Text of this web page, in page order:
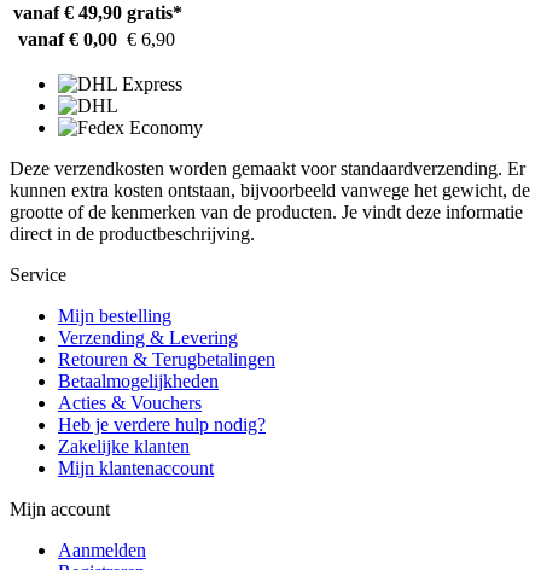
vanaf € 49,90 gratis*
vanaf € 0,00 € 6,90
Deze verzendkosten worden gemaakt voor standaardverzending. Er
kunnen extra kosten ontstaan, bijvoorbeeld vanwege het gewicht, de
grootte of de kenmerken van de producten. Je vindt deze informatie
direct in de productbeschrijving.
Service
Mijn bestelling
Verzending & Levering
Retouren & Terugbetalingen
Betaalmogelijkheden
Acties & Vouchers
Heb je verdere hulp nodig?
Zakelijke klanten
Mijn klantenaccount
Mijn account
Aanmelden